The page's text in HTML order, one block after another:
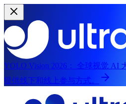
YOLO Vision 2026：
全球视觉 AI
提供线下和线上参与方式。